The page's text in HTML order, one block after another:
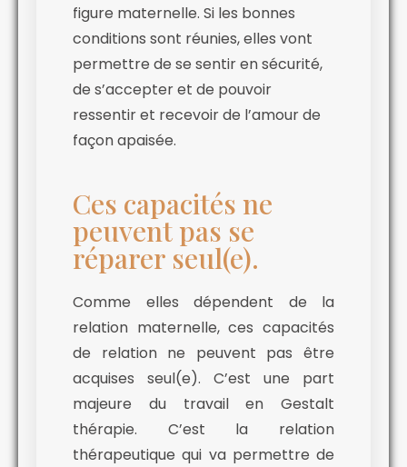
figure maternelle. Si les bonnes
conditions sont réunies, elles vont
permettre de se sentir en sécurité,
de s’accepter et de pouvoir
ressentir et recevoir de l’amour de
façon apaisée.
Ces capacités ne
peuvent pas se
réparer seul(e).
Comme elles dépendent de la
relation maternelle, ces capacités
de relation ne peuvent pas être
acquises seul(e). C’est une part
majeure du travail en Gestalt
thérapie. C’est la relation
thérapeutique qui va permettre de